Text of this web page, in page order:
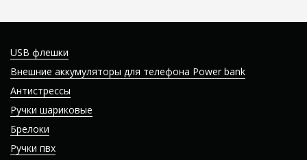
USB флешки
Внешние аккумуляторы для телефона Power bank
Антистрессы
Ручки шариковые
Брелоки
Ручки пвх